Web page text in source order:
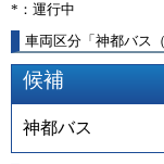
*：運行中
車両区分「神都バス
候補
神都バス